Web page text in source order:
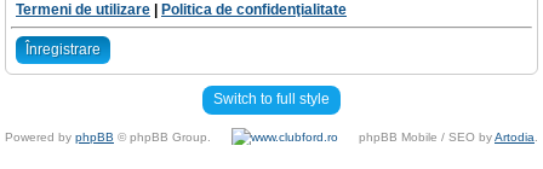
Termeni de utilizare
Politica de confidenţialitate
Înregistrare
Switch to full style
Powered by phpBB © phpBB Group. phpBB Mobile / SEO byArtodia